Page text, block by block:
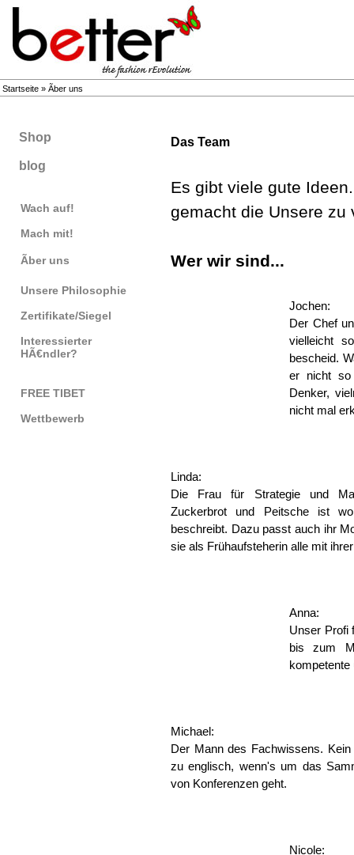
Das Team
Es gibt viele gute
gemacht die Unsere zu
Wer wir sind...
Jochen:
Der Chef
vielleicht
bescheid.
er nicht so
Denker,
nicht mal
Linda:
Die Frau für Strategie und
Zuckerbrot und Peitsche ist
beschreibt. Dazu passt auch ihr
sie als Frühaufsteherin alle mit
Anna:
Unser Profi
bis zum
Michael:
Der Mann des Fachwissens.
zu englisch, wenn's um das
von Konferenzen geht.
Nicole:
Shop
blog
Wach auf!
Mach mit!
Ãber uns
Unsere Philosophie
Zertifikate/Siegel
Interessierter
HÃ€ndler?
FREE TIBET
Wettbewerb
Startseite » Ãber uns